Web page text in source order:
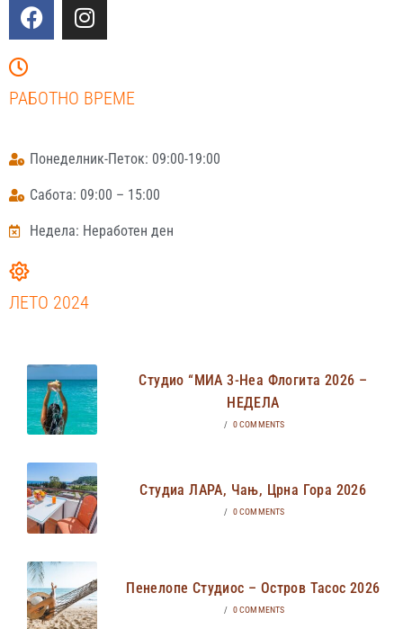
РАБОТНО ВРЕМЕ
Понеделник-Петок: 09:00-19:00
Сабота: 09:00 – 15:00
Недела: Неработен ден
ЛЕТО 2024
Студио “МИА 3-Неа Флогита 2026 –
НЕДЕЛА
/ 0 COMMENTS
Студиа ЛАРА, Чањ, Црна Гора 2026
/ 0 COMMENTS
Пенелопе Студиос – Остров Тасос 2026
/ 0 COMMENTS